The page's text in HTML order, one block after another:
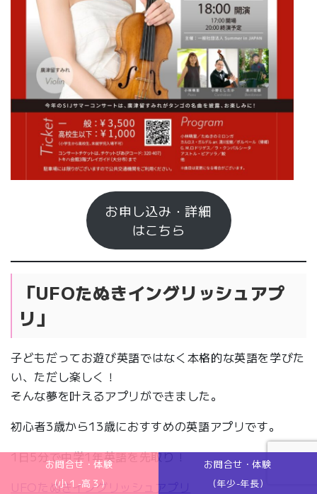
お申し込み・詳細
はこちら
「UFOたぬきイングリッシュアプ
リ」
子どもだってお遊び英語ではなく本格的な英語を学びた
い、ただし楽しく！
そんな夢を叶えるアプリができました。
初心者3歳から13歳におすすめの英語アプリです。
1日5分で中学1年英語を先取り！
UFOたぬきイングリッシュアプリ
お問合せ・体験
(小１-高３)
お問合せ・体験
(年少-年長)